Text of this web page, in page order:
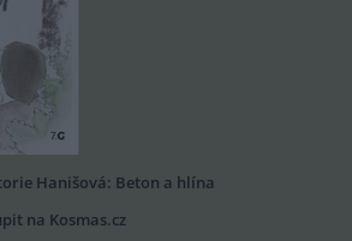
Hanišová: Beton a hlína
na Kosmas.cz